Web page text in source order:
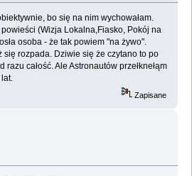
bo się na nim wychowałam.
(Wizja Lokalna,Fiasko, Pokój na
osoba - że tak powiem "na żywo".
się rozpada. Dziwie się że czytano to po
razu całość. Ale Astronautów przełknełąm
Zapisane